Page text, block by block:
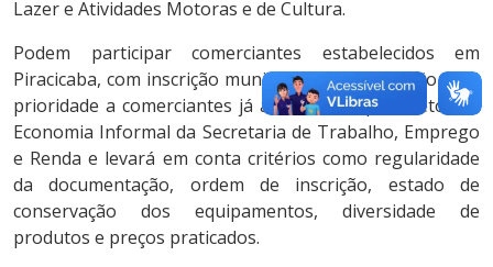
Lazer e Atividades Motoras e de Cultura.
Podem participar comerciantes estabelecidos em
Piracicaba, com inscrição municipal ativa. A seleção dará
prioridade a comerciantes já autorizados pelo Setor de
Economia Informal da Secretaria de Trabalho, Emprego
e Renda e levará em conta critérios como regularidade
da documentação, ordem de inscrição, estado de
conservação dos equipamentos, diversidade de
produtos e preços praticados.